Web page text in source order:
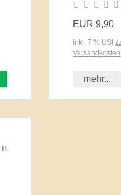
EUR 9,90
inkl. 7 % USt
Versandkosten
mehr...